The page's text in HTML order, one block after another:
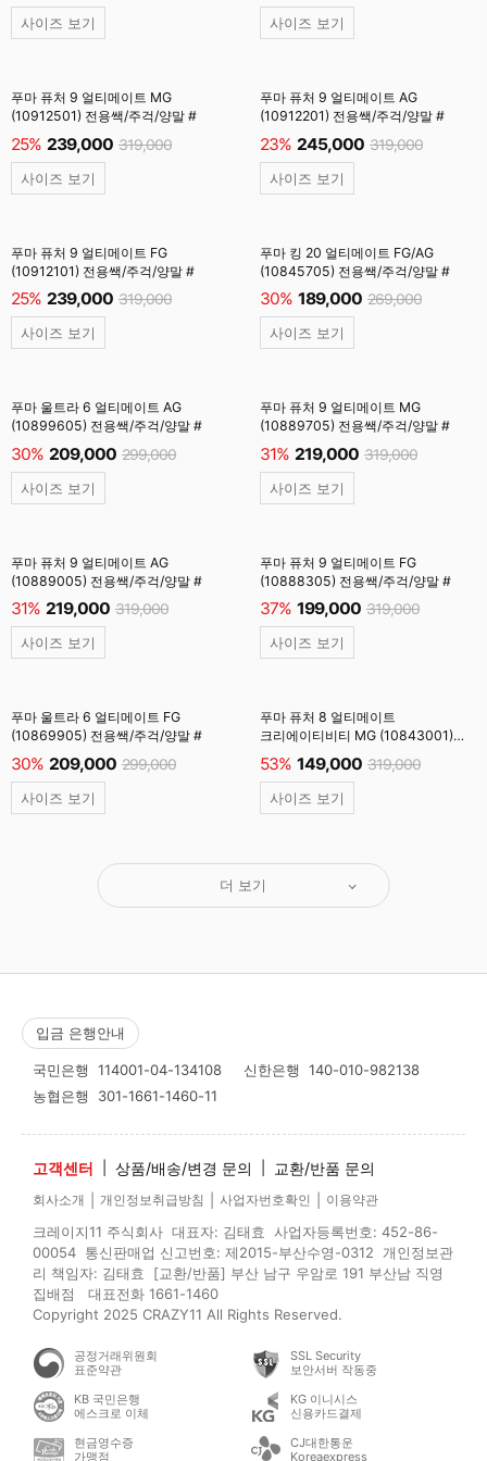
사이즈 보기 사이즈 보기
푸마 퓨처 9 얼티메이트 MG
(10912501) 전용쌕/주걱/양말 #
25% 239,000 319,000
사이즈 보기
푸마 퓨처 9 얼티메이트 AG
(10912201) 전용쌕/주걱/양말 #
23% 245,000 319,000
사이즈 보기
푸마 퓨처 9 얼티메이트 FG
(10912101) 전용쌕/주걱/양말 #
25% 239,000 319,000
사이즈 보기
푸마 킹 20 얼티메이트 FG/AG
(10845705) 전용쌕/주걱/양말 #
30% 189,000 269,000
사이즈 보기
푸마 울트라 6 얼티메이트 AG
(10899605) 전용쌕/주걱/양말 #
30% 209,000 299,000
사이즈 보기
푸마 퓨처 9 얼티메이트 MG
(10889705) 전용쌕/주걱/양말 #
31% 219,000 319,000
사이즈 보기
푸마 퓨처 9 얼티메이트 AG
(10889005) 전용쌕/주걱/양말 #
31% 219,000 319,000
사이즈 보기
푸마 퓨처 9 얼티메이트 FG
(10888305) 전용쌕/주걱/양말 #
37% 199,000 319,000
사이즈 보기
푸마 울트라 6 얼티메이트 FG
(10869905) 전용쌕/주걱/양말 #
30% 209,000 299,000
사이즈 보기
푸마 퓨처 8 얼티메이트
크리에이티비티 MG (10843001)
전용쌕/주걱/양말 #
53% 149,000 319,000
사이즈 보기
더 보기
입금 은행안내
국민은행 114001-04-134108 신한은행 140-010-982138
농협은행 301-1661-1460-11
고객센터 상품/배송/변경 문의 교환/반품 문의
회사소개 개인정보취급방침 사업자번호확인 이용약관
크레이지11 주식회사 대표자: 김태효 사업자등록번호: 452-86-
00054 통신판매업 신고번호: 제2015-부산수영-0312 개인정보관
리 책임자: 김태효 [교환/반품] 부산 남구 우암로 191 부산남 직영
집배점 대표전화 1661-1460
Copyright 2025 CRAZY11 All Rights Reserved.
공정거래위원회
표준약관
SSL Security
보안서버 작동중
KB 국민은행
에스크로 이체
KG 이니시스
신용카드결제
현금영수증
가맹점
CJ대한통운
Koreaexpress